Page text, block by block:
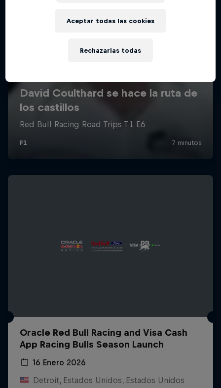
Oracle Red Bull Racing and Visa Cash
App Racing Bulls Season Launch
16 Enero 2026
Detroit, Estados Unidos, Estados Unidos
Rechazarlas todas
Aceptar todas las cookies